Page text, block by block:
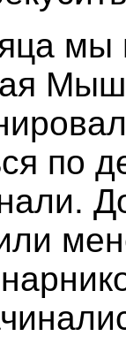
мы
по